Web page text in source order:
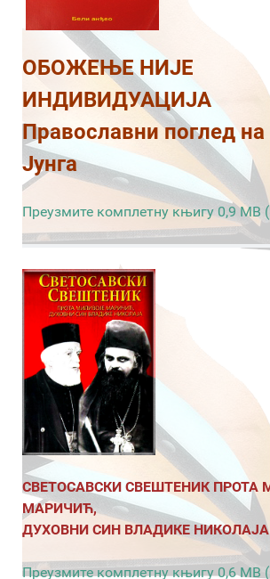
ОБОЖЕЊЕ НИЈЕ
ИНДИВИДУАЦИЈА
Православни поглед на
Јунга
Преузмите комплетну књигу 0,9 MB
СВЕТОСАВСКИ СВЕШТЕНИК ПРОТА
МАРИЧИЋ,
ДУХОВНИ СИН ВЛАДИКЕ НИКОЛАЈА
Преузмите комплетну књигу 0,6 MB